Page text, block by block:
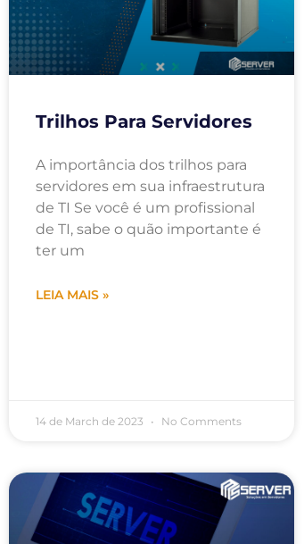
Trilhos Para Servidores
A importância dos trilhos para
servidores em sua infraestrutura
de TI Se você é um profissional
de TI, sabe o quão importante é
ter um
LEIA MAIS »
14 de March de 2023 No Comments